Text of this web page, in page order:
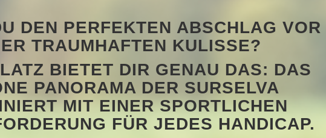
DEN PERFEKTEN ABSCHLAG VOR
TRAUMHAFTEN KULISSE?
BIETET DIR GENAU DAS: DAS
PANORAMA DER SURSELVA
MIT EINER SPORTLICHEN
FÜR JEDES HANDICAP.